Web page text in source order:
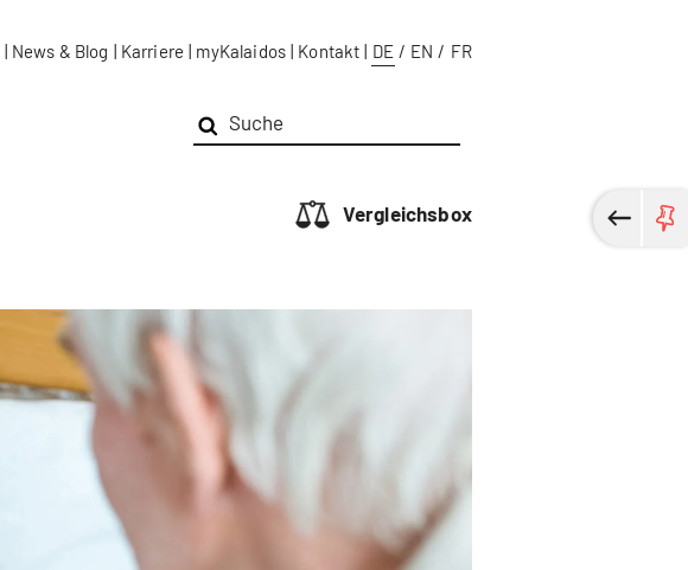
| News & Blog | Karriere | myKalaidos | Kontakt | DE / EN / FR
Vergleichsbox